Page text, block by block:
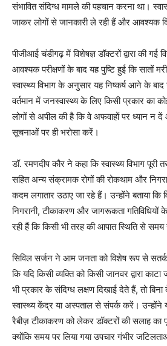
संभावित संदिग्ध मामले की पहचान करना था।
जाकर लोगों से जानकारी ले रही हैं और आवश्यक
पीजीआई चंडीगढ़ में विशेषज्ञ डॉक्टरों द्वारा की गई
आवश्यक परीक्षणों के बाद यह पुष्टि हुई कि सातों
स्वास्थ्य विभाग के अनुसार यह निष्कर्ष आने के बाद
वर्तमान में जनस्वास्थ्य के लिए किसी प्रकार का
लोगों से अपील की है कि वे अफवाहों पर ध्यान न
सूचनाओं पर ही भरोसा करें।
डॉ. रमणदीप कौर ने कहा कि स्वास्थ्य विभाग
सहित अन्य संक्रामक रोगों की रोकथाम और
कदम लगातार उठाए जा रहे हैं। उन्होंने बताया कि
निगरानी, टीकाकरण और जागरूकता गतिविधियों
रही हैं कि किसी भी तरह की आपात स्थिति से
सिविल सर्जन ने आम जनता को विशेष रूप से
कि यदि किसी व्यक्ति को किसी जानवर द्वारा
भी प्रकार के संदिग्ध लक्षण दिखाई देते हैं, तो
स्वास्थ्य केंद्र या अस्पताल से संपर्क करें। उन्होंने
रैबीज़ टीकाकरण को लेकर डॉक्टरों की सलाह का
क्योंकि समय पर लिया गया उपचार गंभीर